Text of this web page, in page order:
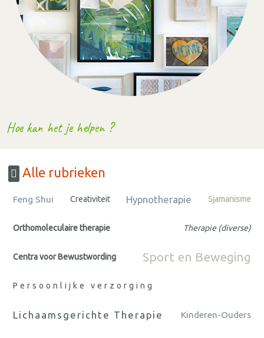
Hoe kan het je helpen ?
Alle rubrieken
Feng Shui Creativiteit Hypnotherapie Sjamanisme
Orthomoleculaire therapie Therapie (diverse)
Centra voor Bewustwording Sport en Beweging
Persoonlijke verzorging
Lichaamsgerichte Therapie Kinderen-Ouders